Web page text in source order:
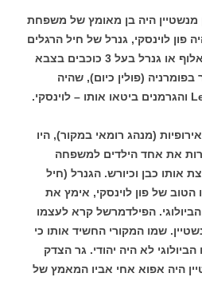
מנשטיין היה בן מאומץ של משפחת
פון לוינסקי, גנרל של חיל הרגלים
(דרגה מקבילה בצה"ל לרב אלוף או גנרל בעל 3 כוכבים בצבא
(פולין כיום), שהיה
(מנהג רומאי במקור), היו
את אחד הילדים למשפחה
אותו כבן וכיורש. הגנרל (חיל
הטוב של פון לוינסקי, אימץ את
הפילדמרשל קרא לעצמו
שמו המקורי החשיד אותו כי
הביולוגי לא היה יהודי. גר הצדק
היה אפוא אחי אביו המאמץ של